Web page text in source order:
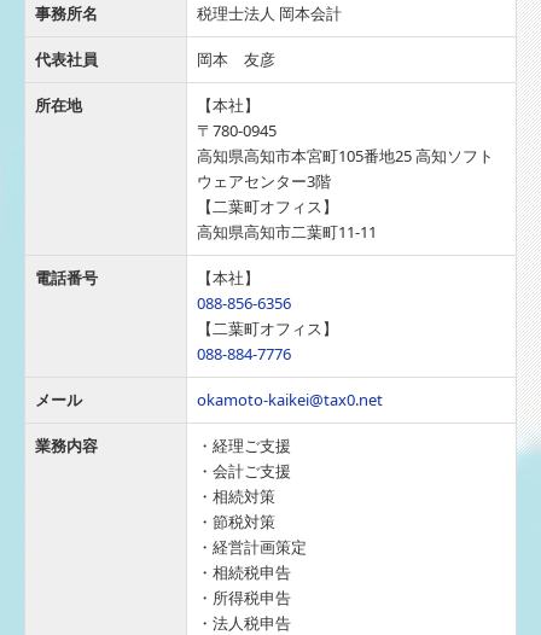
事務所名 税理士法人 岡本会計
代表社員 岡本 友彦
所在地
【本社】
〒780-0945
高知県高知市本宮町105番地25 高知ソフト
ウェアセンター3階
【二葉町オフィス】
高知県高知市二葉町11-11
電話番号
【本社】
088-856-6356
【二葉町オフィス】
088-884-7776
メール okamoto-kaikei@tax0.net
業務内容
・経理ご支援
・会計ご支援
・相続対策
・節税対策
・経営計画策定
・相続税申告
・所得税申告
・法人税申告